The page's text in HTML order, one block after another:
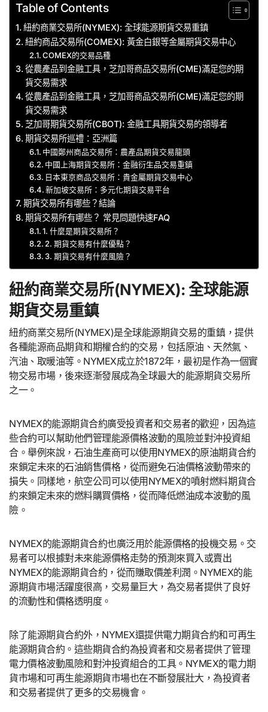
Table of Contents
紐約商業交易所(NYMEX): 全球能源期貨交易重鎮
紐約商品交易所(COMEX): 黃金白銀等金屬期貨交易中心
COMEX的交易品種
從農產品到金融工具，芝加哥商品交易所(CME)滿足您的期
貨交易需求
從農產品到金融工具，芝加哥商品交易所(CME)滿足您的期
貨交易需求
芝加哥期貨交易所(CBOT): 金融工具期貨交易的領導者
期貨交易所巡禮：亞洲篇
中國鄭州商品交易所：農產品期貨交易龍頭
中國上海期貨交易所：金融衍生品交易重鎮
日本東京商品交易所：貴金屬期貨交易中心
新加坡交易所：多元化期貨交易平台
期貨交易所有哪些？結論
期貨交易所有哪些？ 常見問題快速FAQ
1. 什麼是期貨交易所？
2. 期貨交易有什麼優點？
3. 期貨交易有什麼風險？
紐約商業交易所(NYMEX): 全球能源
期貨交易重鎮
紐約商業交易所(NYMEX)是全球能源期貨交易的重鎮，提供
各種能源商品期貨和期權合約的交易，包括原油、天然氣、
汽油、取暖油等。NYMEX成立於1872年，最初是作為一個實
物交易市場，後來逐漸發展成為全球最大的能源期貨交易所
之一。
NYMEX的能源期貨合約廣受投資者和交易者的歡迎，因為這
些合約可以幫助他們管理能源價格波動的風險並對沖投資組
合。舉例來說，石油生產商可以使用NYMEX的原油期貨合約
來鎖定未來的石油銷售價格，從而避免石油價格波動帶來的
損失。同樣地，航空公司可以使用NYMEX的噴射燃料期貨合
約來鎖定未來的燃料購買價格，從而降低燃油成本波動的風
險。
NYMEX的能源期貨合約也廣泛用於能源價格的投機交易。交
易者可以根據對未來能源價格走勢的預測來買入或賣出
NYMEX的能源期貨合約，從而賺取價差利潤。NYMEX的能
源期貨市場活躍度很高，交易量巨大，為交易者提供了良好
的流動性和價格透明度。
除了能源期貨合約外，NYMEX還提供電力期貨合約和可再生
能源期貨合約。這些期貨合約為投資者和交易者提供了管理
電力價格波動風險和對沖投資組合的工具。NYMEX的電力期
貨市場和可再生能源期貨市場也在不斷發展壯大，為投資者
和交易者提供了更多的交易機會。